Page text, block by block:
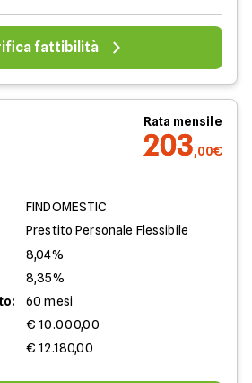
fattibilità
Rata mensile
203,00€
FINDOMESTIC
Prestito Personale Flessibile
8,04%
8,35%
60 mesi
€ 10.000,00
€ 12.180,00